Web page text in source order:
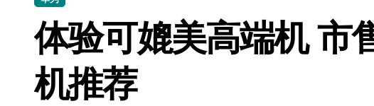
荣耀ROBOT PHONE，智掌生活，资讯随行一手握！
体验可媲美高端机 市
机推荐